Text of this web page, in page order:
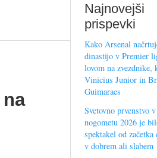
Najnovejši
prispevki
Kako Arsenal
dinastijo v Premier
lovom na zvezdnike,
Vinicius Junior in
Guimaraes
Svetovno prvenstvo v
nogometu 2026 je
spektakel od začetka
v dobrem ali slabem